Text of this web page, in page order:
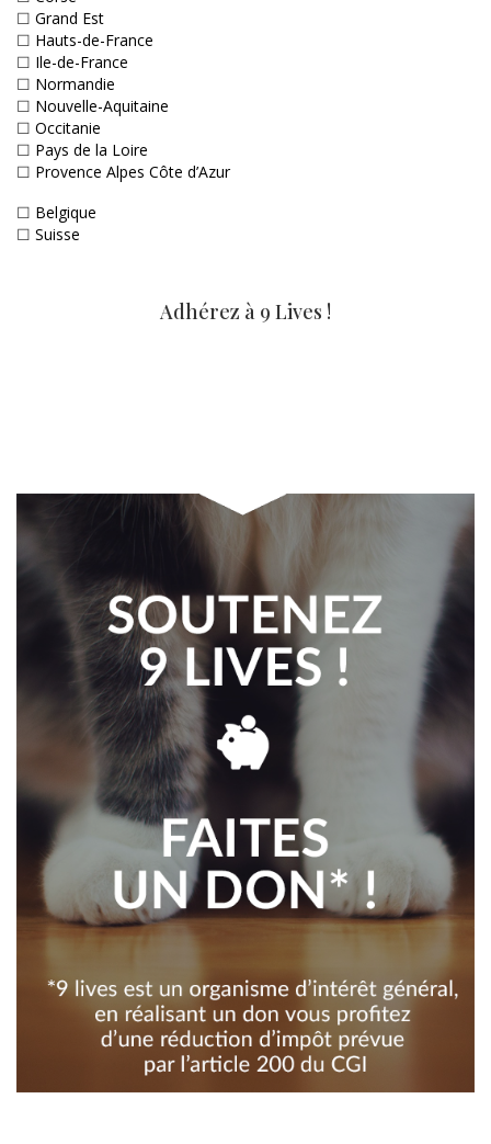
☐ Grand Est
☐ Hauts-de-France
☐ Ile-de-France
☐ Normandie
☐ Nouvelle-Aquitaine
☐ Occitanie
☐ Pays de la Loire
☐ Provence Alpes Côte d’Azur
☐ Belgique
☐ Suisse
Adhérez à 9 Lives !